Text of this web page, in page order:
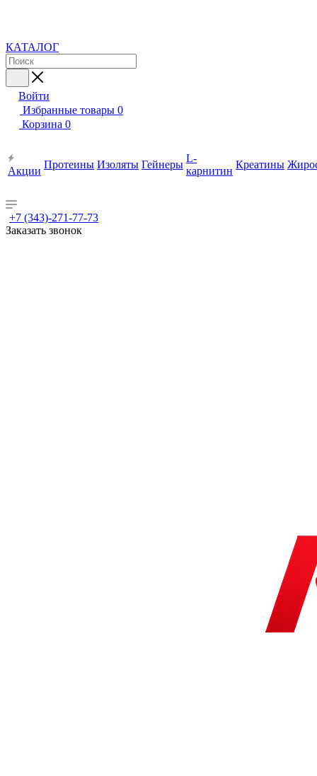
КАТАЛОГ
Войти
Избранные товары 0
Корзина 0
Акции
Протеины Изоляты Гейнеры
L-
карнитин
Креатины
+7 (343)-271-77-73
Заказать звонок